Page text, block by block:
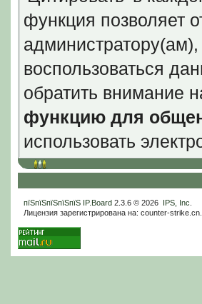
функция позволяет
воспользоваться
обратить внимание
функцию для
использовать
пїЅпїЅпїЅпїЅпїЅ IP.Board2.3.6 © 2026 IPS, Inc
Лицензия зарегистрирована на: counter-